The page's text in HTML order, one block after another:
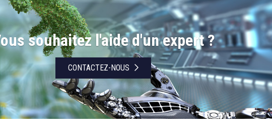
souhaitez l'aide d'un expert ?
CONTACTEZ-NOUS